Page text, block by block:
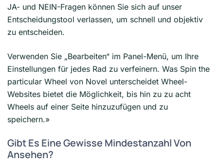
JA- und NEIN-Fragen können Sie sich auf unser
Entscheidungstool verlassen, um schnell und objektiv
zu entscheiden.
Verwenden Sie „Bearbeiten“ im Panel-Menü, um Ihre
Einstellungen für jedes Rad zu verfeinern. Was Spin the
particular Wheel von Novel unterscheidet Wheel-
Websites bietet die Möglichkeit, bis hin zu zu acht
Wheels auf einer Seite hinzuzufügen und zu
speichern.»
Gibt Es Eine Gewisse Mindestanzahl Von
Ansehen?